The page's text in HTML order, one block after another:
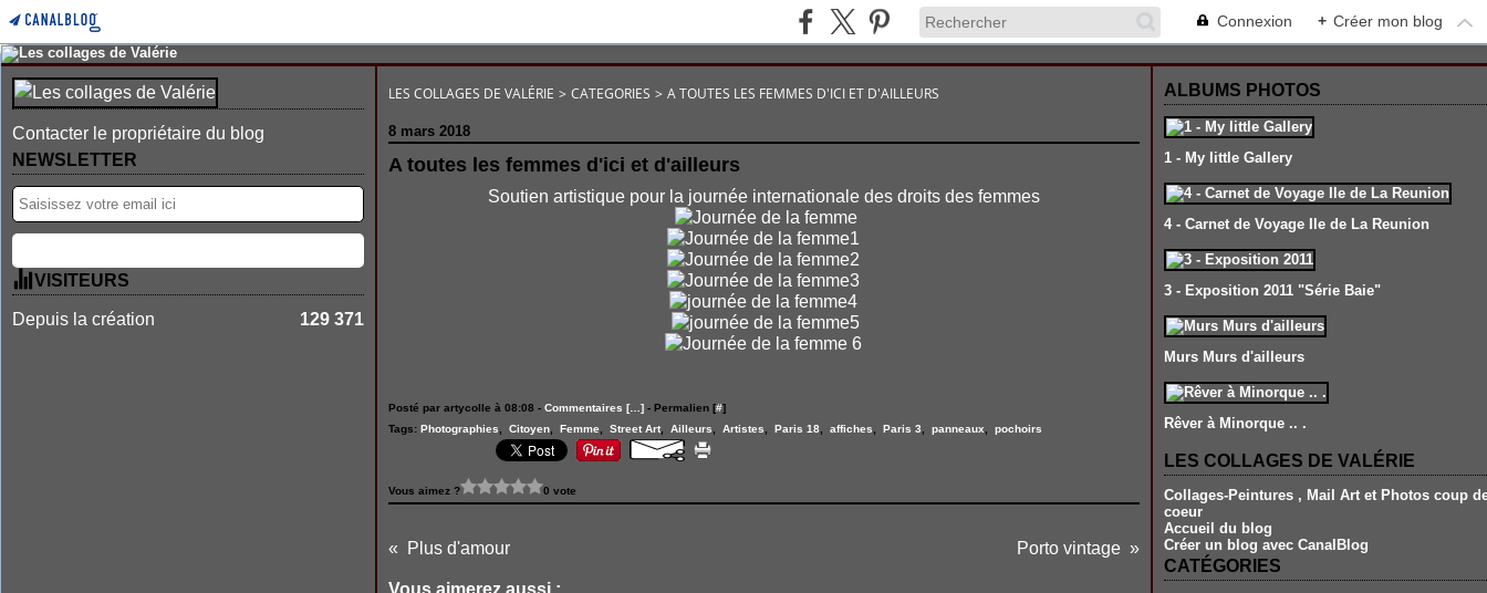
Connexion + Créer mon blog
Contacter le propriétaire du blog
NEWSLETTER
VISITEURS
Depuis la création 129 371
LES COLLAGES DE VALÉRIE > CATEGORIES > A TOUTES LES FEMMES D'ICI ET D'AILLEURS
8 mars 2018
A toutes les femmes d'ici et d'ailleurs
Soutien artistique pour la journée internationale des droits des femmes
Posté par artycolle à 08:08 - Commentaires [… ]- Permalien [#]
Tags: Photographies Citoyen, Femme Street Art, Ailleurs Artistes Paris 18, affiches Paris 3 panneaux pochoirs
Vous aimez ? 0 vote
Plus d'amour Porto vintage
Vous aimerez aussi :
ALBUMS PHOTOS
1 - My little Gallery
4 - Carnet de Voyage Ile de La Reunion
3 - Exposition 2011 "Série Baie"
Murs Murs d'ailleurs
Rêver à Minorque .. .
LES COLLAGES DE VALÉRIE
Collages-Peintures , Mail Art et Photos coup
coeur
Accueil du blog
Créer un blog avec CanalBlog
CATÉGORIES